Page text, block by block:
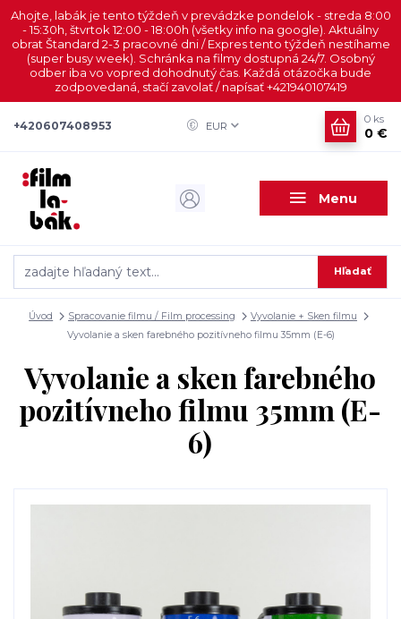
Ahojte, labák je tento týždeň v prevádzke pondelok - streda 8:00
- 15:30h, štvrtok 12:00 - 18:00h (všetky info na google). Aktuálny
obrat Štandard 2-3 pracovné dni / Expres tento týždeň nestíhame
(super busy week). Schránka na filmy dostupná 24/7. Osobný
odber iba vo vopred dohodnutý čas. Každá otázočka bude
zodpovedaná, stačí zavolať / napísať +421940107419
Menu
EUR
Hľadať
+420607408953
0 ks
0 €
Úvod Spracovanie filmu / Film processing
Vyvolanie + Sken filmu
Vyvolanie a sken farebného pozitívneho filmu 35mm (E-6)
Vyvolanie a sken farebného
pozitívneho filmu 35mm (E-
6)